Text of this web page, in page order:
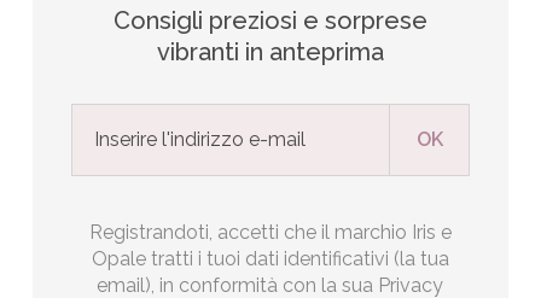
Consigli preziosi e sorprese
vibranti in anteprima
Registrandoti, accetti che il marchio Iris e
Opale tratti i tuoi dati identificativi (la tua
email), in conformità con la sua Privacy